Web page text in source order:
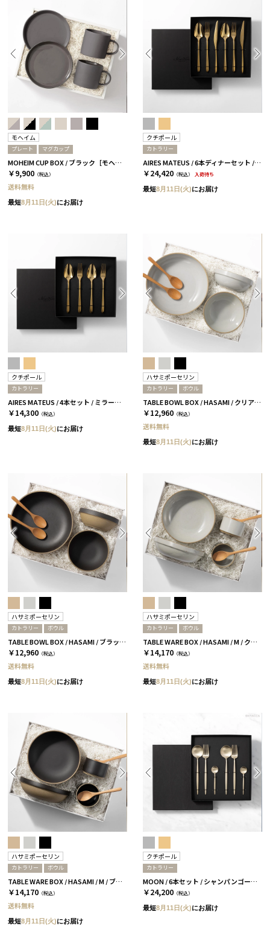
モヘイム
プレート マグカップ
MOHEIM CUP BOX / ブラック［モヘイム］
￥9,900 （税込）
送料無料
最短8月11日(火)にお届け
クチポール
カトラリー
AIRES MATEUS / 6本ディナーセット / ミラーゴールド［クチポール］
￥24,420 （税込） 入荷待ち
最短8月11日(火)にお届け
クチポール
カトラリー
AIRES MATEUS / 4本セット / ミラーゴールド［クチポール］
￥14,300 （税込）
最短8月11日(火)にお届け
ハサミポーセリン
カトラリー ボウル
TABLE BOWL BOX / HASAMI / クリア［ハサミポーセリン］
￥12,960 （税込）
送料無料
最短8月11日(火)にお届け
ハサミポーセリン
カトラリー ボウル
TABLE BOWL BOX / HASAMI / ブラック［ハサミポーセリン］
￥12,960 （税込）
送料無料
最短8月11日(火)にお届け
ハサミポーセリン
カトラリー ボウル
TABLE WARE BOX / HASAMI / M / クリア［ハサミポーセリン］
￥14,170 （税込）
送料無料
最短8月11日(火)にお届け
ハサミポーセリン
カトラリー ボウル
TABLE WARE BOX / HASAMI / M / ブラック［ハサミポーセリン］
￥14,170 （税込）
送料無料
最短8月11日(火)にお届け
クチポール
カトラリー
MOON / 6本セット / シャンパンゴールド［クチポール］
￥24,200 （税込）
最短8月11日(火)にお届け